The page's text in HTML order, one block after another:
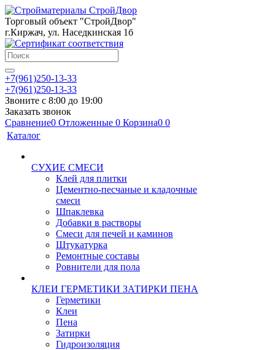
Торговый объект "СтройДвор"
г.Киржач, ул. Наседкинская 1б
+7(961)250-13-33
+7(961)250-13-33
Звоните с 8:00 до 19:00
Заказать звонок
Сравнение0 Отложенные 0 Корзина0 0
Каталог
СУХИЕ СМЕСИ
Клей для плитки
Цементно-песчаные и кладочные
смеси
Шпаклевка
Добавки в растворы
Смеси для печей и каминов
Штукатурка
Ремонтные составы
Ровнители для пола
КЛЕИ ГЕРМЕТИКИ ЗАТИРКИ ПЕНА
Герметики
Клеи
Пена
Затирки
Гидроизоляция